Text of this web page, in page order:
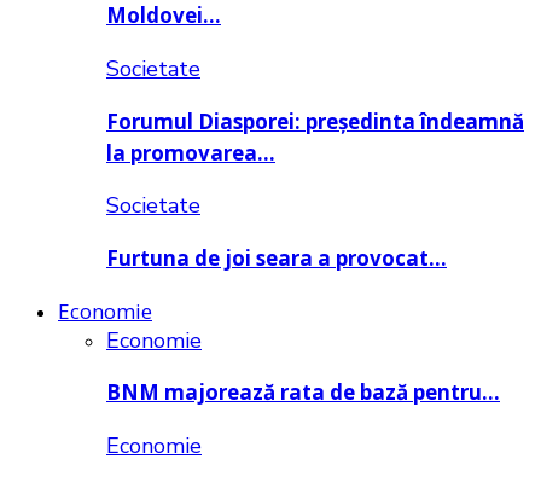
Moldovei…
Societate
Forumul Diasporei: președinta îndeamnă
la promovarea…
Societate
Furtuna de joi seara a provocat…
Economie
Economie
BNM majorează rata de bază pentru…
Economie